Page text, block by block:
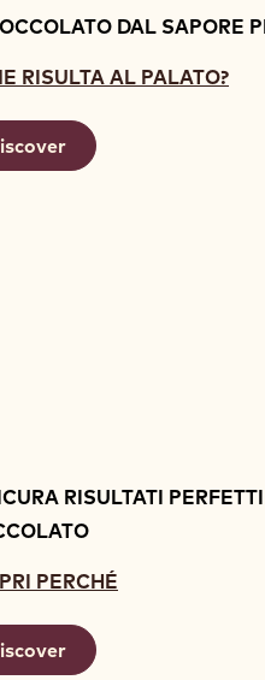
DAL SAPORE
RISULTA AL PALATO?
RISULTATI
PERCHÉ